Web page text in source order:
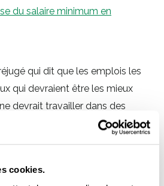
cookies.
du salaire minimum en
qui dit que les emplois les
qui devraient être les mieux
devrait travailler dans des
dans la pauvreté parce
et concerne tous les